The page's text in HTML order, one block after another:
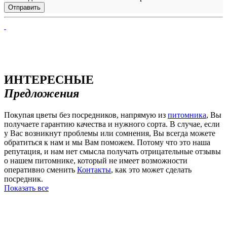
ИНТЕРЕСНЫЕ
Предложения
Покупая цветы без посредников, напрямую из питомника, Вы
получаете гарантию качества и нужного сорта. В случае, если
у Вас возникнут проблемы или сомнения, Вы всегда можете
обратиться к нам и мы Вам поможем. Потому что это наша
репутация, и нам нет смысла получать отрицательные отзывы
о нашем питомнике, который не имеет возможности
оперативно сменить Контакты, как это может сделать
посредник.
Показать все